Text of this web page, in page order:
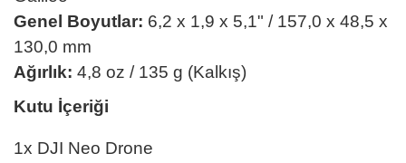
Genel Boyutlar: 6,2 x 1,9 x 5,1" / 157,0 x 48,5 x
130,0 mm
Ağırlık: 4,8 oz / 135 g (Kalkış)
Kutu İçeriği
1x DJI Neo Drone